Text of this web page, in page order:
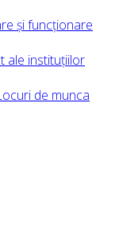
și funcționare
ale instituțiilor
de munca